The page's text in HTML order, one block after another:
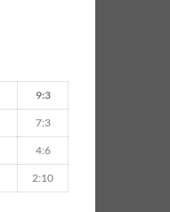
9:3
7:3
4:6
2:10